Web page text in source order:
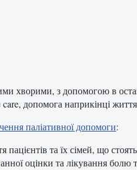
хворими, з допомогою в
допомога наприкінці
паліативної допомоги:
та їх сімей, що
оцінки та лікування